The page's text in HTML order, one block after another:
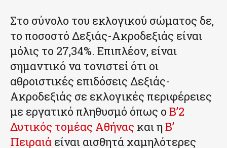
Στο σύνολο του εκλογικού σώματος δε,
το ποσοστό Δεξιάς-Ακροδεξιάς είναι
μόλις το 27,34%. Επιπλέον, είναι
σημαντικό να τονιστεί ότι οι
αθροιστικές επιδόσεις Δεξιάς-
Ακροδεξιάς σε εκλογικές περιφέρειες
με εργατικό πληθυσμό όπως ο Β’2
Δυτικός τομέας Αθήνας και ηΒ’
Πειραιά είναι αισθητά χαμηλότερες